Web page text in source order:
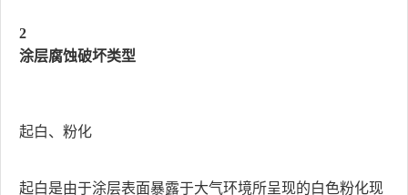
2
涂层腐蚀破坏类型
起白、粉化
起白是由于涂层表面暴露于大气环境所呈现的白色粉化现